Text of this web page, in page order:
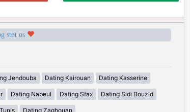
støt os
Jendouba Dating Kairouan Dating Kasserine
Dating Nabeul Dating Sfax Dating Sidi Bouzid
Dating Zaghouan